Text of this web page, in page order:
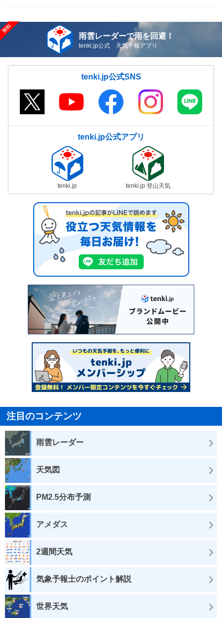
雨雲レーダーで雨を回避！
tenki.jp公式 天気予報アプリ
tenki.jp公式SNS
tenki.jp公式アプリ
tenki.jp tenki.jp 登山天気
注目のコンテンツ
雨雲レーダー
天気図
PM2.5分布予測
アメダス
2週間天気
気象予報士のポイント解説
世界天気